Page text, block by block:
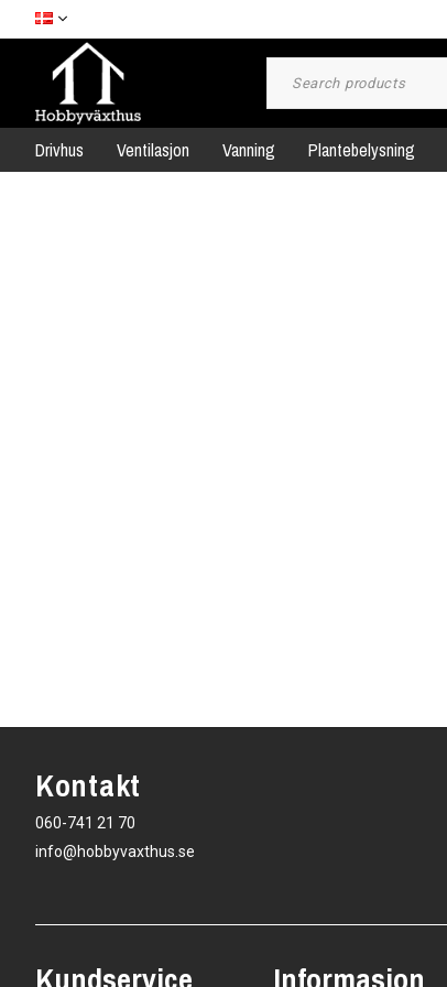
Drivhus Ventilasjon Vanning Plantebelysning
Kontakt
060-741 21 70
info@hobbyvaxthus.se